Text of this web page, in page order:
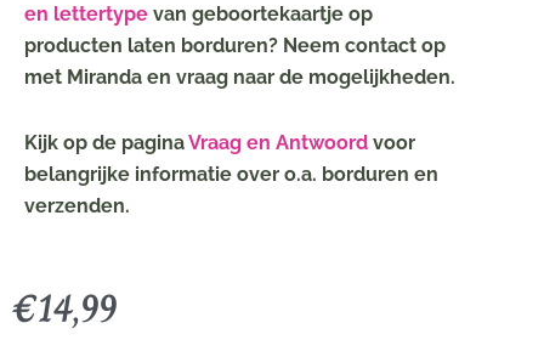
en lettertype van geboortekaartje op
producten laten borduren? Neem contact op
met Miranda en vraag naar de mogelijkheden.
Kijk op de paginaVraag en Antwoord voor
belangrijke informatie over o.a. borduren en
verzenden.
€14,99